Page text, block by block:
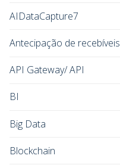
AIDataCapture7
Antecipação de recebíveis
API Gateway/ API
BI
Big Data
Blockchain